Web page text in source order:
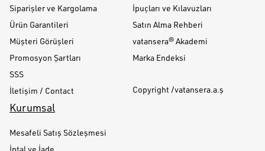
Siparişler ve Kargolama
Ürün Garantileri
Müşteri Görüşleri
Promosyon Şartları
SSS
İletişim / Contact
İpuçları ve Kılavuzları
Satın Alma Rehberi
vatansera® Akademi
Marka Endeksi
Copyright /vatansera.a.ş
Kurumsal
Mesafeli Satış Sözleşmesi
İptal ve İade